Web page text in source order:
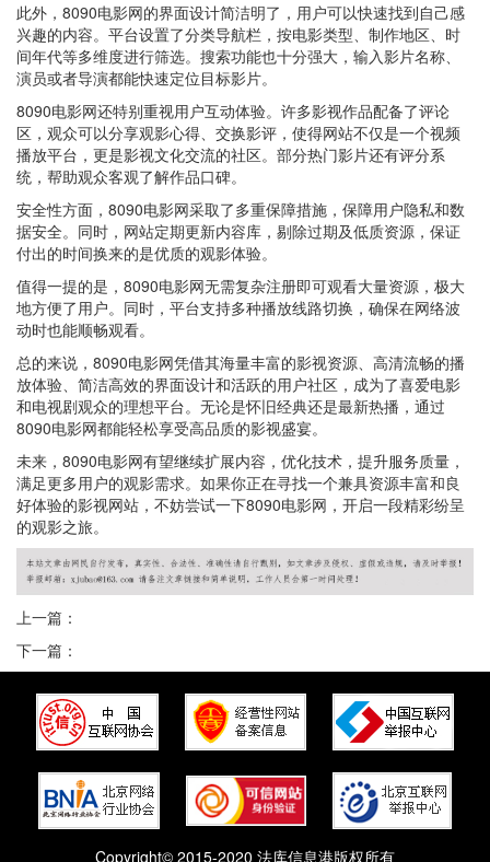
此外，8090电影网的界面设计简洁明了，用户可以快速找到自己感
兴趣的内容。平台设置了分类导航栏，按电影类型、制作地区、时
间年代等多维度进行筛选。搜索功能也十分强大，输入影片名称、
演员或者导演都能快速定位目标影片。
8090电影网还特别重视用户互动体验。许多影视作品配备了评论
区，观众可以分享观影心得、交换影评，使得网站不仅是一个视频
播放平台，更是影视文化交流的社区。部分热门影片还有评分系
统，帮助观众客观了解作品口碑。
安全性方面，8090电影网采取了多重保障措施，保障用户隐私和数
据安全。同时，网站定期更新内容库，剔除过期及低质资源，保证
付出的时间换来的是优质的观影体验。
值得一提的是，8090电影网无需复杂注册即可观看大量资源，极大
地方便了用户。同时，平台支持多种播放线路切换，确保在网络波
动时也能顺畅观看。
总的来说，8090电影网凭借其海量丰富的影视资源、高清流畅的播
放体验、简洁高效的界面设计和活跃的用户社区，成为了喜爱电影
和电视剧观众的理想平台。无论是怀旧经典还是最新热播，通过
8090电影网都能轻松享受高品质的影视盛宴。
未来，8090电影网有望继续扩展内容，优化技术，提升服务质量，
满足更多用户的观影需求。如果你正在寻找一个兼具资源丰富和良
好体验的影视网站，不妨尝试一下8090电影网，开启一段精彩纷呈
的观影之旅。
上一篇：
下一篇：
Copyright© 2015-2020 法库信息港版权所有